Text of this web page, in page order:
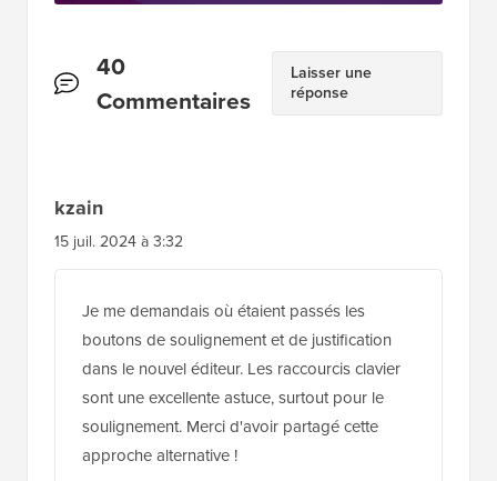
Interactions
des
40
Commentaires
Laisser une
réponse
kzain
15 juil. 2024 à 3:32
Je me demandais où étaient passés les
boutons de soulignement et de justification
dans le nouvel éditeur. Les raccourcis clavier
sont une excellente astuce, surtout pour le
soulignement. Merci d'avoir partagé cette
approche alternative !